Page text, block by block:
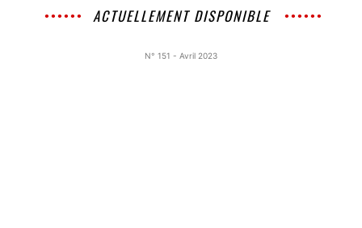
ACTUELLEMENT DISPONIBLE
N° 151 - Avril 2023